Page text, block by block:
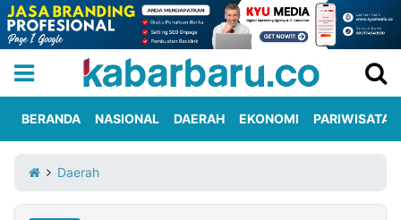
Iklan
Berita
Kami
BERANDA NASIONAL DAERAH EKONOMI PARIWISATA
Daerah